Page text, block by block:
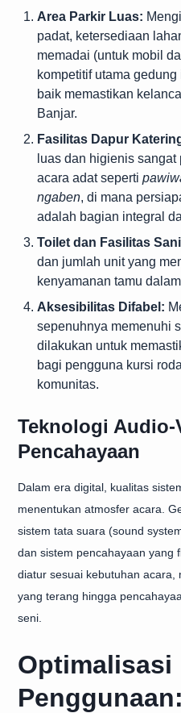
Area Parkir Luas:
padat, ketersediaan
memadai (untuk mobil
kompetitif utama
baik memastikan
Banjar.
Fasilitas Dapur
luas dan higienis
acara adat seperti
ngaben, di mana
adalah bagian integral
Toilet dan Fasilitas
dan jumlah unit yang
kenyamanan tamu
Aksesibilitas Difabel:
sepenuhnya memenuhi
dilakukan untuk
bagi pengguna kursi
komunitas.
Teknologi Audio-
Pencahayaan
Dalam era digital, kualitas
menentukan atmosfer acara.
sistem tata suara (sound
dan sistem pencahayaan yang
diatur sesuai kebutuhan
yang terang hingga
seni.
Optimalisasi